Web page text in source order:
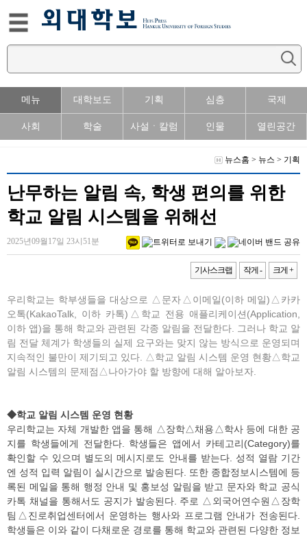
메뉴 대학보도 기획 심층 국제
사회 학술 사설ㆍ칼럼 인물 열린공간
뉴스홈 > 뉴스 > 기획
난무하는 알림 속, 학생 편의를 위한
학교 알림 시스템을 위해선
2025년09월17일 23시51분
기사스크랩 작게 - 크게 +
우리학교는 학부생들을 대상으로 △문자△이메일(이하 메일)△카카
오톡(KakaoTalk, 이하 카톡)△학교 전용 애플리케이션(Application,
이하 앱)을 통해 학교와 관련된 각종 알림을 전달한다. 그러나 학교 알
림 전달 체계가 학생들의 실제 요구와는 맞지 않는 방식으로 운영되며
지속적인 불만이 제기되고 있다. △학교 알림 시스템 운영 현황△학교
알림 시스템의 문제점△나아가야 할 방향에 대해 알아보자.
◆학교 알림 시스템 운영 현황
우리학교는 자체 개발한 앱을 통해 △장학△채용△학사 등에 대한 공
지를 학생들에게 전달한다. 학생들은 앱에서 카테고리(Category)를
확인할 수 있으며 별도의 메시지로도 안내를 받는다. 성적 열람 기간
엔 성적 입력 알림이 실시간으로 발송된다. 또한 종합정보시스템에 등
록된 메일을 통해 행정 안내 및 홍보성 알림을 받고 문자와 학교 공식
카톡 채널을 통해서도 공지가 발송된다. 주로 △외국어연수원△장학
팀△진로취업센터에서 운영하는 행사와 프로그램 안내가 전송된다.
학생들은 이와 같이 다채로운 경로를 통해 학교와 관련된 다양한 정보